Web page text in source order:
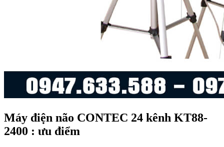
Máy điện não CONTEC 24 kênh KT88-
2400 : ưu điểm